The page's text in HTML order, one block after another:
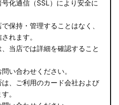
化通信（SSL）により安全に
保持・管理することはなく、
れます。
当店では詳細を確認すること
い合わせください。
、ご利用のカード会社および
。